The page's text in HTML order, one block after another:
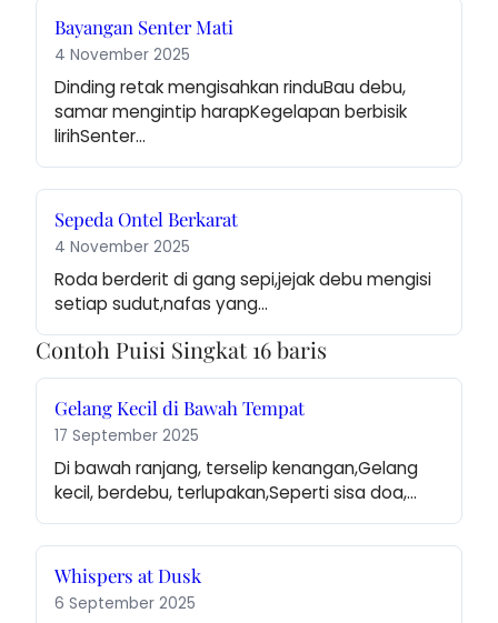
Bayangan Senter Mati
4 November 2025
Dinding retak mengisahkan rinduBau debu,
samar mengintip harapKegelapan berbisik
lirihSenter…
Sepeda Ontel Berkarat
4 November 2025
Roda berderit di gang sepi,jejak debu mengisi
setiap sudut,nafas yang…
Contoh Puisi Singkat 16 baris
Gelang Kecil di Bawah Tempat
17 September 2025
Di bawah ranjang, terselip kenangan,Gelang
kecil, berdebu, terlupakan,Seperti sisa doa,…
Whispers at Dusk
6 September 2025